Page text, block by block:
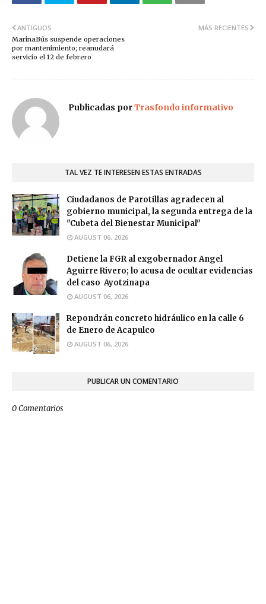
MÁS RECIENTES
ANTIGUOS
MarinaBús suspende operaciones
por mantenimiento; reanudará
servicio el 12 de febrero
Publicadas porTrasfondo informativo
TAL VEZ TE INTERESEN ESTAS ENTRADAS
Ciudadanos de Parotillas agradecen al
gobierno municipal, la segunda entrega de la
"Cubeta del Bienestar Municipal"
AUGUST 06, 2026
Detiene la FGR al exgobernador Angel
Aguirre Rivero; lo acusa de ocultar evidencias
del caso Ayotzinapa
AUGUST 06, 2026
Repondrán concreto hidráulico en la calle 6
de Enero de Acapulco
AUGUST 06, 2026
PUBLICAR UN COMENTARIO
0 Comentarios